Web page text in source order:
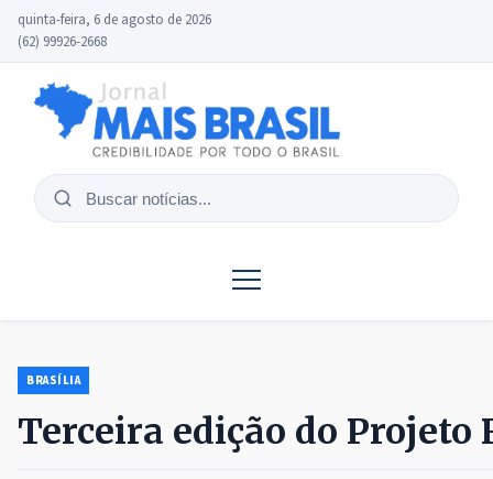
quinta-feira, 6 de agosto de 2026
(62) 99926-2668
Buscar
BRASÍLIA
Terceira edição do